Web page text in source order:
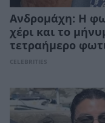
Ανδρομάχη: Η
χέρι και το
τετραήμερο
CELEBRITIES